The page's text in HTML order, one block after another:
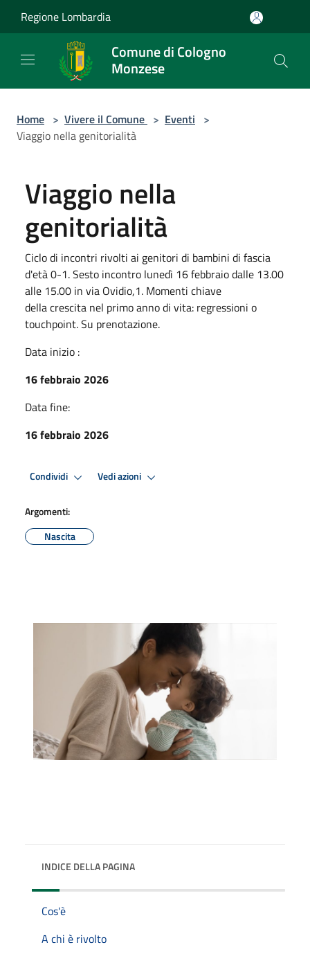
Regione Lombardia
Comune di Cologno
Monzese
Home > Vivere il Comune > Eventi >
Viaggio nella genitorialità
Viaggio nella
genitorialità
Ciclo di incontri rivolti ai genitori di bambini di fascia
d'età 0-1. Sesto incontro lunedì 16 febbraio dalle 13.00
alle 15.00 in via Ovidio,1. Momenti chiave
della crescita nel primo anno di vita: regressioni o
touchpoint. Su prenotazione.
Data inizio :
16 febbraio 2026
Data fine:
16 febbraio 2026
Condividi Vedi azioni
Argomenti:
Nascita
INDICE DELLA PAGINA
Cos'è
A chi è rivolto